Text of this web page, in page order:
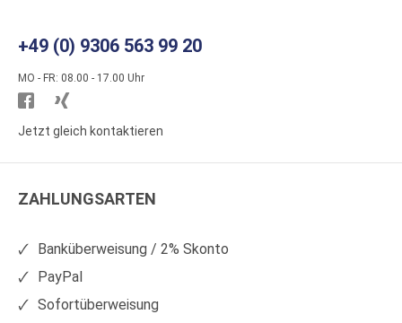
+49 (0) 9306 563 99 20
MO - FR: 08.00 - 17.00 Uhr
Besuchen
Sie
auf
Sie
auf
Jetzt gleich kontaktieren
ZAHLUNGSARTEN
Banküberweisung / 2% Skonto
PayPal
Sofortüberweisung